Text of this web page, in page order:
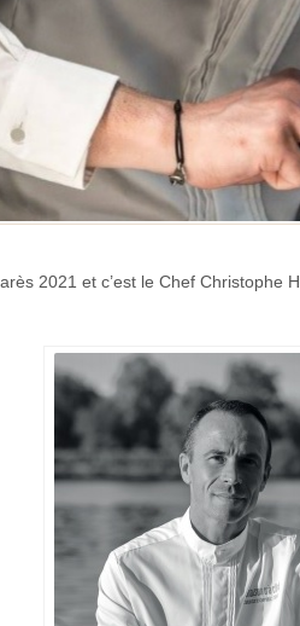
2021 et c’est le Chef Christophe